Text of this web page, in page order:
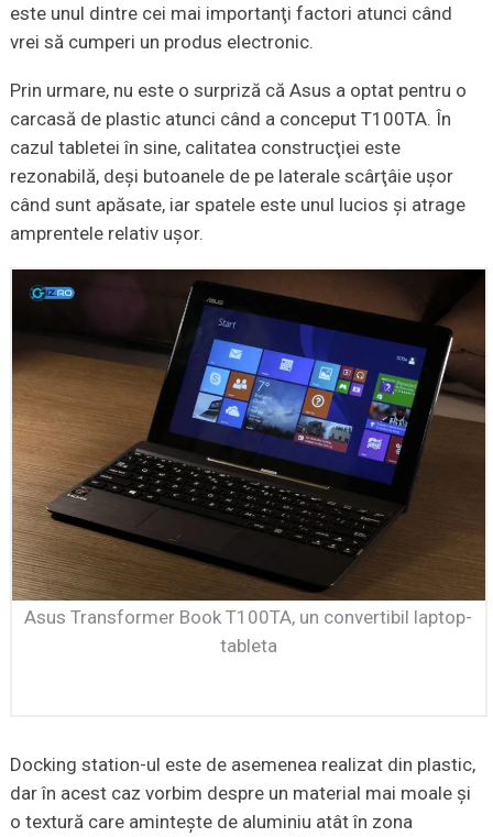
este unul dintre cei mai importanţi factori atunci când
vrei să cumperi un produs electronic.
Prin urmare, nu este o surpriză că Asus a optat pentru o
carcasă de plastic atunci când a conceput T100TA. În
cazul tabletei în sine, calitatea construcţiei este
rezonabilă, deşi butoanele de pe laterale scârţâie uşor
când sunt apăsate, iar spatele este unul lucios şi atrage
amprentele relativ uşor.
Asus Transformer Book T100TA, un convertibil laptop-
tableta
Docking station-ul este de asemenea realizat din plastic,
dar în acest caz vorbim despre un material mai moale şi
o textură care aminteşte de aluminiu atât în zona